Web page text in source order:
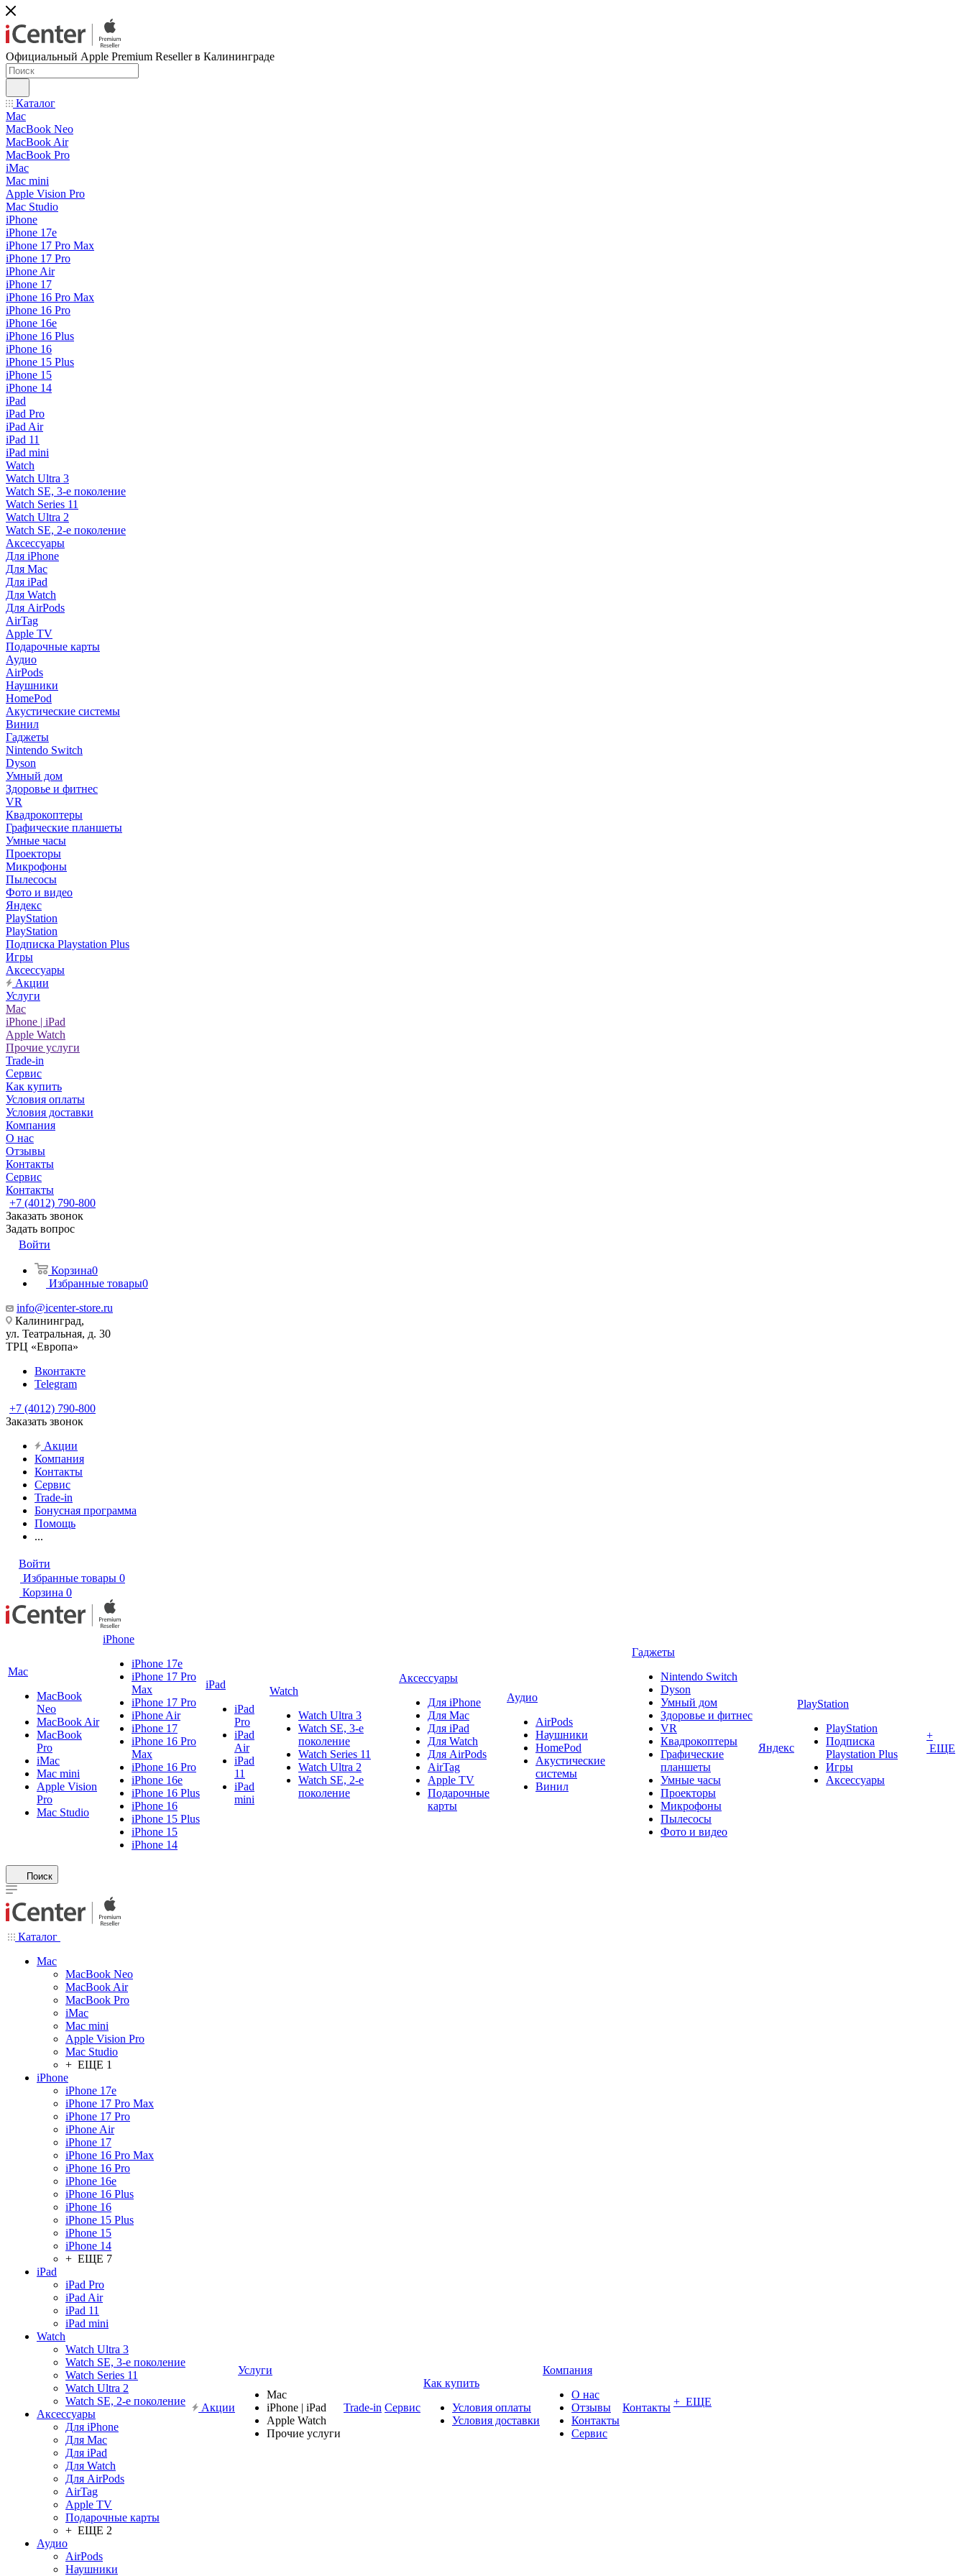
Официальный Apple Premium Reseller в Калининграде
Каталог
Mac
MacBook Neo
MacBook Air
MacBook Pro
iMac
Mac mini
Apple Vision Pro
Mac Studio
iPhone
iPhone 17e
iPhone 17 Pro Max
iPhone 17 Pro
iPhone Air
iPhone 17
iPhone 16 Pro Max
iPhone 16 Pro
iPhone 16e
iPhone 16 Plus
iPhone 16
iPhone 15 Plus
iPhone 15
iPhone 14
iPad
iPad Pro
iPad Air
iPad 11
iPad mini
Watch
Watch Ultra 3
Watch SE, 3-е поколение
Watch Series 11
Watch Ultra 2
Watch SE, 2-е поколение
Аксессуары
Для iPhone
Для Mac
Для iPad
Для Watch
Для AirPods
AirTag
Apple TV
Подарочные карты
Аудио
AirPods
Наушники
HomePod
Акустические системы
Винил
Гаджеты
Nintendo Switch
Dyson
Умный дом
Здоровье и фитнес
VR
Квадрокоптеры
Графические планшеты
Умные часы
Проекторы
Микрофоны
Пылесосы
Фото и видео
Яндекс
PlayStation
PlayStation
Подписка Playstation Plus
Игры
Аксессуары
Акции
Услуги
Mac
iPhone | iPad
Apple Watch
Прочие услуги
Trade-in
Сервис
Как купить
Условия оплаты
Условия доставки
Компания
О нас
Отзывы
Контакты
Сервис
Контакты
+7 (4012) 790-800
Заказать звонок
Задать вопрос
Войти
Корзина0
Избранные товары0
info@icenter-store.ru
Калининград,
ул. Театральная, д. 30
ТРЦ «Европа»
Вконтакте
Telegram
+7 (4012) 790-800
Заказать звонок
Акции
Компания
Контакты
Сервис
Trade-in
Бонусная программа
Помощь
...
Войти
Избранные товары 0
Корзина 0
Mac
MacBook
Neo
MacBook Air
MacBook
Pro
iMac
Mac mini
Apple Vision
Pro
Mac Studio
iPhone
iPhone 17e
iPhone 17 Pro
Max
iPhone 17 Pro
iPhone Air
iPhone 17
iPhone 16 Pro
Max
iPhone 16 Pro
iPhone 16e
iPhone 16 Plus
iPhone 16
iPhone 15 Plus
iPhone 15
iPhone 14
iPad
iPad
Pro
iPad
Air
iPad
11
iPad
mini
Watch
Watch Ultra 3
Watch SE, 3-е
поколение
Watch Series 11
Watch Ultra 2
Watch SE, 2-е
поколение
Аксессуары
Для iPhone
Для Mac
Для iPad
Для Watch
Для AirPods
AirTag
Apple TV
Подарочные
карты
Аудио
AirPods
Наушники
HomePod
Акустические
системы
Винил
Гаджеты
Nintendo Switch
Dyson
Умный дом
Здоровье и фитнес
VR
Квадрокоптеры
Графические
планшеты
Умные часы
Проекторы
Микрофоны
Пылесосы
Фото и видео
Яндекс
PlayStation
PlayStation
Подписка
Playstation Plus
Игры
Аксессуары
+
ЕЩЕ
Поиск
Каталог
Mac
MacBook Neo
MacBook Air
MacBook Pro
iMac
Mac mini
Apple Vision Pro
Mac Studio
+ ЕЩЕ 1
iPhone
iPhone 17e
iPhone 17 Pro Max
iPhone 17 Pro
iPhone Air
iPhone 17
iPhone 16 Pro Max
iPhone 16 Pro
iPhone 16e
iPhone 16 Plus
iPhone 16
iPhone 15 Plus
iPhone 15
iPhone 14
+ ЕЩЕ 7
iPad
iPad Pro
iPad Air
iPad 11
iPad mini
Watch
Watch Ultra 3
Watch SE, 3-е поколение
Watch Series 11
Watch Ultra 2
Watch SE, 2-е поколение
Аксессуары
Для iPhone
Для Mac
Для iPad
Для Watch
Для AirPods
AirTag
Apple TV
Подарочные карты
+ ЕЩЕ 2
Аудио
AirPods
Наушники
Акции
Услуги
Mac
iPhone | iPad
Apple Watch
Прочие услуги
Trade-in Сервис
Как купить
Условия оплаты
Условия доставки
Компания
О нас
Отзывы
Контакты
Сервис
Контакты + ЕЩЕ